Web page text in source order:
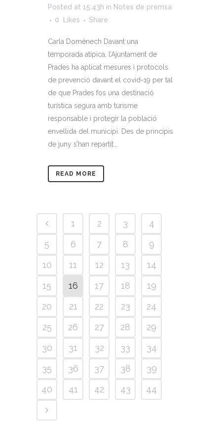
Posted at 15:43h in Notes de premsa
0
Likes Share
Carla Domènech Davant una
temporada atípica, l’Ajuntament de
Prades ha aplicat mesures i protocols
de prevenció davant el covid-19 per tal
de que Prades fos una destinació
turística segura amb turisme
responsable i protegir la població
envellida del municipi. Des de principis
de juny s’han repartit...
READ MORE
1 2 3
4
5
6 7 8
9
10
11 12 13
14
15
16 17 18
19
20
21 22 23
24
25
26 27 28
29
30
31 32 33
34
35
36 37 38
39
40
41 42 43 44